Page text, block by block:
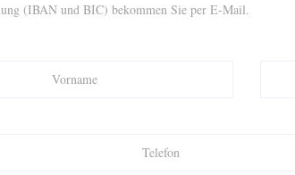
(IBAN und BIC) bekommen Sie per E-Mail.